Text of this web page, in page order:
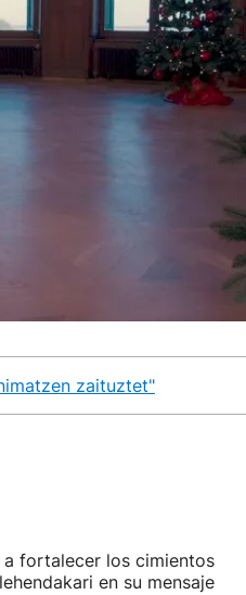
zaituztet"
a fortalecer los cimientos
en su mensaje